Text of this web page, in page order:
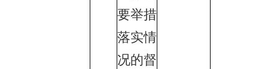
要举措
落实情
况的督